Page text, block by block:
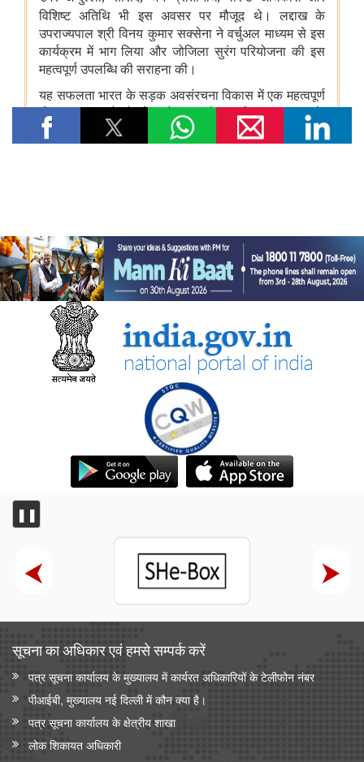
❚❚
सूचना का अधिकार एवं हमसे सम्‍पर्क करें
पत्र सूचना कार्यालय के मुख्यालय में कार्यरत अधिकारियों के टेलीफोन नंबर
पीआईबी, मुख्यालय नई दिल्ली में कौन क्या है।
पत्र सूचना कार्यालय के क्षेत्रीय शाखा
लोक शिकायत अधिकारी